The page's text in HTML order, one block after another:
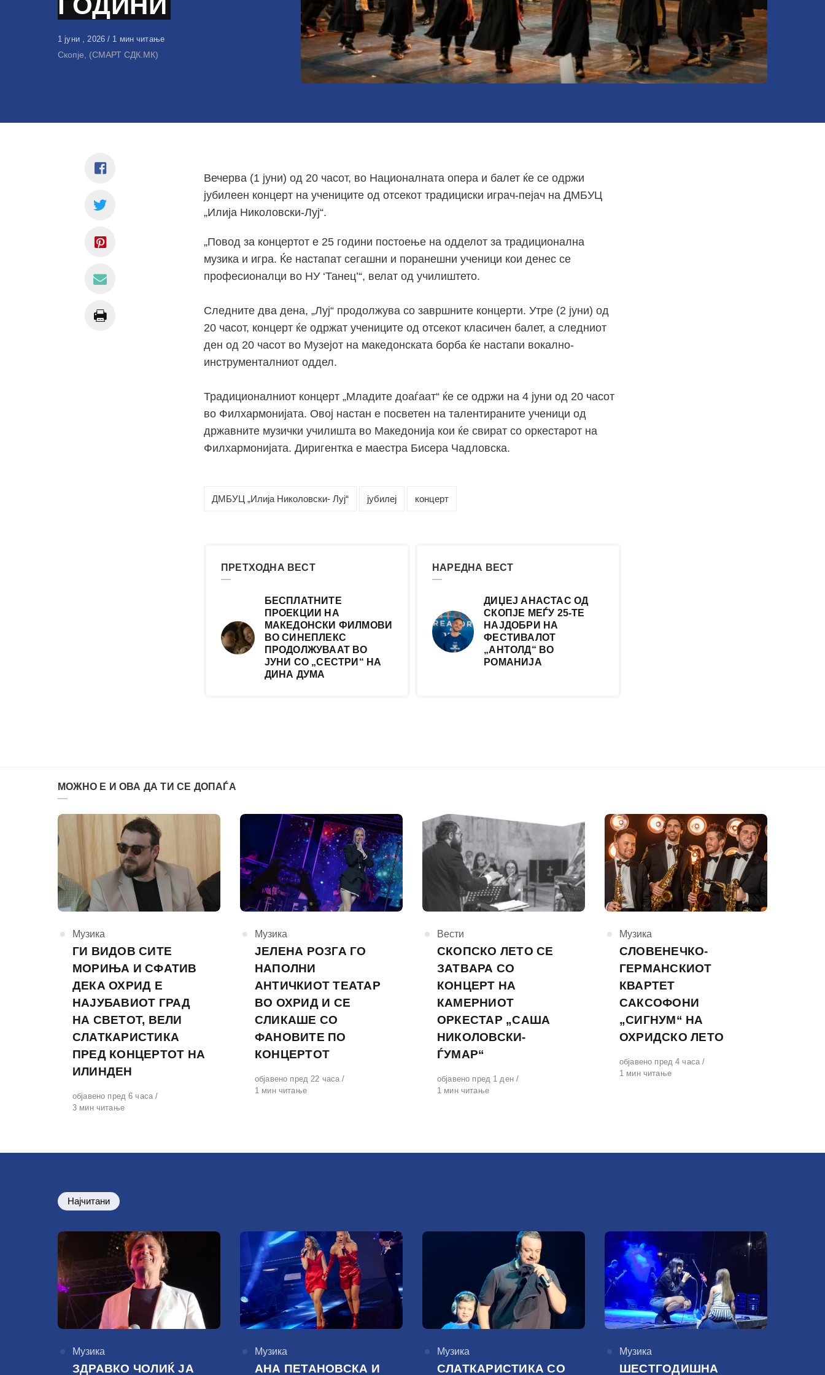
Објавено
на
1 јуни , 2026 1 мин читање
Скопје, (СМАРТ СДК.МК)
Вечерва (1 јуни) од 20 часот, во Националната опера и балет ќе се одржи
јубилеен концерт на учениците од отсекот традициски играч-пејач на ДМБУЦ
„Илија Николовски-Луј“.
„Повод за концертот е 25 години постоење на одделот за традиционална
музика и игра. Ќе настапат сегашни и поранешни ученици кои денес се
професионалци во НУ ‘Танец’“, велат од училиштето.
Следните два дена, „Луј“ продолжува со завршните концерти. Утре (2 јуни) од
20 часот, концерт ќе одржат учениците од отсекот класичен балет, а следниот
ден од 20 часот во Музејот на македонската борба ќе настапи вокално-
инструменталниот оддел.
Традиционалниот концерт „Младите доаѓаат“ ќе се одржи на 4 јуни од 20 часот
во Филхармонијата. Овој настан е посветен на талентираните ученици од
државните музички училишта во Македонија кои ќе свират со оркестарот на
Филхармонијата. Диригентка е маестра Бисера Чадловска.
ДМБУЦ „Илија Николовски- Луј“ јубилеј концерт
ПРЕТХОДНА ВЕСТ
БЕСПЛАТНИТЕ
ПРОЕКЦИИ НА
МАКЕДОНСКИ ФИЛМОВИ
ВО СИНЕПЛЕКС
ПРОДОЛЖУВААТ ВО
ЈУНИ СО „СЕСТРИ“ НА
ДИНА ДУМА
НАРЕДНА ВЕСТ
ДИЏЕЈ АНАСТАС ОД
СКОПЈЕ МЕЃУ 25-ТЕ
НАЈДОБРИ НА
ФЕСТИВАЛОТ
„АНТОЛД“ ВО
РОМАНИЈА
МОЖНО Е И ОВА ДА ТИ СЕ ДОПАЃА
КАтегорија
Музика
ГИ ВИДОВ СИТЕ
МОРИЊА И СФАТИВ
ДЕКА ОХРИД Е
НАЈУБАВИОТ ГРАД
НА СВЕТОТ, ВЕЛИ
СЛАТКАРИСТИКА
ПРЕД КОНЦЕРТОТ НА
ИЛИНДЕН
Објавено
на
објавено пред 6 часа
3 мин читање
КАтегорија
Музика
ЈЕЛЕНА РОЗГА ГО
НАПОЛНИ
АНТИЧКИОТ ТЕАТАР
ВО ОХРИД И СЕ
СЛИКАШЕ СО
ФАНОВИТЕ ПО
КОНЦЕРТОТ
Објавено
на
објавено пред 22 часа
1 мин читање
КАтегорија
Вести
СКОПСКО ЛЕТО СЕ
ЗАТВAРА СО
КОНЦЕРТ НА
КАМЕРНИОТ
ОРКЕСТАР „САША
НИКОЛОВСКИ-
ЃУМАР“
Објавено
на
објавено пред 1 ден
1 мин читање
КАтегорија
Музика
СЛОВЕНЕЧКО-
ГЕРМАНСКИОТ
КВАРТЕТ
САКСОФОНИ
„СИГНУМ“ НА
ОХРИДСКО ЛЕТО
Објавено
на
објавено пред 4 часа
1 мин читање
Најчитани
КАтегорија
Музика
ЗДРАВКО ЧОЛИЌ ЈА
КАтегорија
Музика
АНА ПЕТАНОВСКА И
КАтегорија
Музика
СЛАТКАРИСТИКА СО
КАтегорија
Музика
ШЕСТГОДИШНА